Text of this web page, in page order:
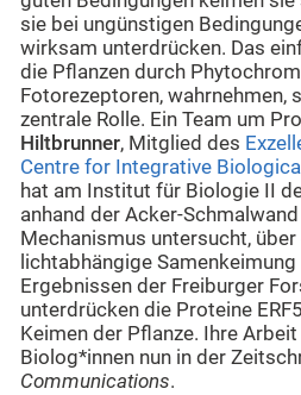
sie bei ungünstigen
wirksam unterdrücken. Das
die Pflanzen durch
Fotorezeptoren, wahrnehmen,
zentrale Rolle. Ein Team um
Hiltbrunner, Mitglied des
Centre for Integrative
hat am Institut für Biologie II
anhand der Acker-
Mechanismus untersucht,
lichtabhängige
Ergebnissen der Freiburger
unterdrücken die Proteine
Keimen der Pflanze. Ihre
Biolog*innen nun in der
Communications.